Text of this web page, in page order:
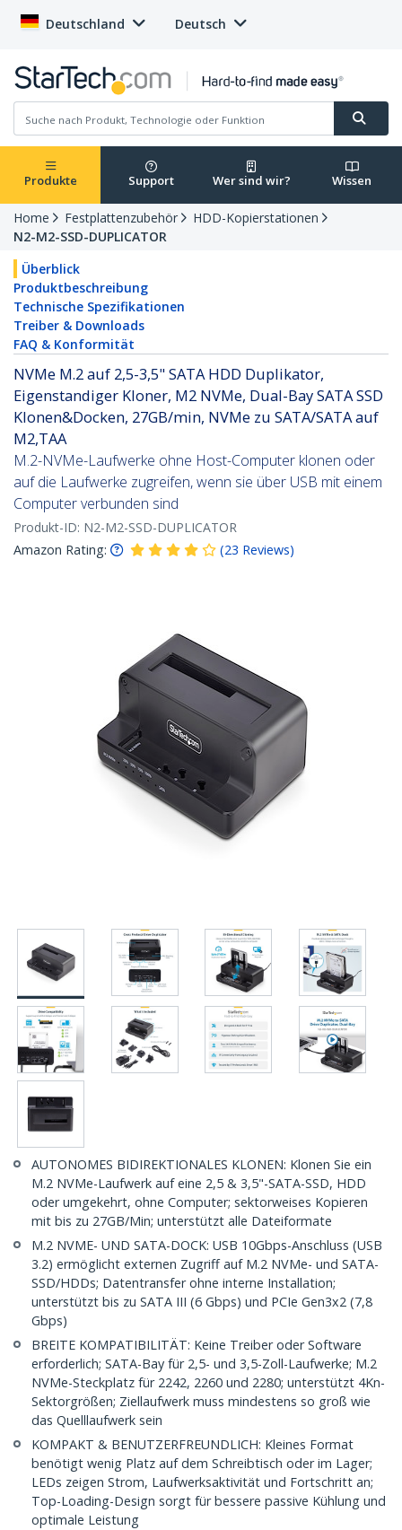
Deutschland Deutsch
Produkte Support Wer sind wir? Wissen
Home Festplattenzubehör
HDD-Kopierstationen
N2-M2-SSD-DUPLICATOR
Überblick
Produktbeschreibung
Technische Spezifikationen
Treiber & Downloads
FAQ & Konformität
NVMe M.2 auf 2,5-3,5" SATA HDD Duplikator,
Eigenstandiger Kloner, M2 NVMe, Dual-Bay SATA SSD
Klonen&Docken, 27GB/min, NVMe zu SATA/SATA auf
M2,TAA
M.2-NVMe-Laufwerke ohne Host-Computer klonen oder
auf die Laufwerke zugreifen, wenn sie über USB mit einem
Computer verbunden sind
Produkt-ID: N2-M2-SSD-DUPLICATOR
Amazon Rating:
(23 Reviews)
AUTONOMES BIDIREKTIONALES KLONEN: Klonen Sie ein
M.2 NVMe-Laufwerk auf eine 2,5 & 3,5"-SATA-SSD, HDD
oder umgekehrt, ohne Computer; sektorweises Kopieren
mit bis zu 27GB/Min; unterstützt alle Dateiformate
M.2 NVME- UND SATA-DOCK: USB 10Gbps-Anschluss (USB
3.2) ermöglicht externen Zugriff auf M.2 NVMe- und SATA-
SSD/HDDs; Datentransfer ohne interne Installation;
unterstützt bis zu SATA III (6 Gbps) und PCIe Gen3x2 (7,8
Gbps)
BREITE KOMPATIBILITÄT: Keine Treiber oder Software
erforderlich; SATA-Bay für 2,5- und 3,5-Zoll-Laufwerke; M.2
NVMe-Steckplatz für 2242, 2260 und 2280; unterstützt 4Kn-
Sektorgrößen; Ziellaufwerk muss mindestens so groß wie
das Quelllaufwerk sein
KOMPAKT & BENUTZERFREUNDLICH: Kleines Format
benötigt wenig Platz auf dem Schreibtisch oder im Lager;
LEDs zeigen Strom, Laufwerksaktivität und Fortschritt an;
Top-Loading-Design sorgt für bessere passive Kühlung und
optimale Leistung